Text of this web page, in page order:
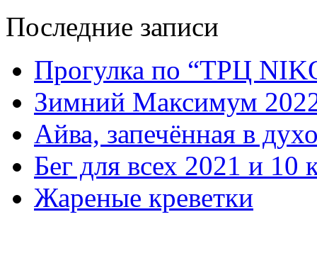
Последние записи
Прогулка по “ТРЦ
Зимний Максимум
Айва, запечённая в
Бег для всех 2021 и 10
Жареные креветки